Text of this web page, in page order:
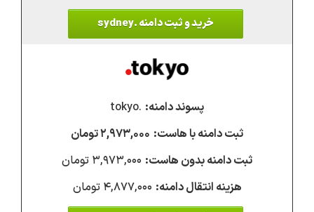
خرید و ثبت دامنه .sydney
.tokyo
۲,۹۷۳,۰۰۰ تومان
۳,۹۷۳,۰۰۰ تومان
۴,۸۷۷,۰۰۰ تومان